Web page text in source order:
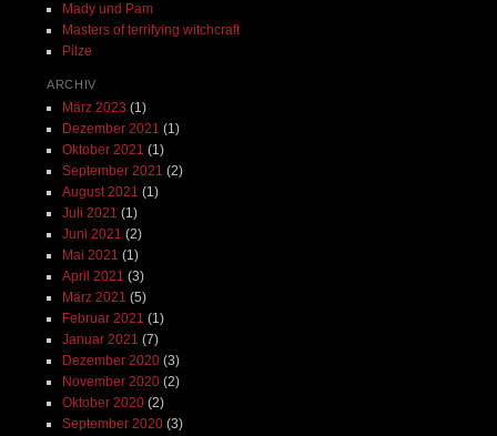
Mady und Pam
Masters of terrifying witchcraft
Pilze
ARCHIV
März 2023 (1)
Dezember 2021 (1)
Oktober 2021 (1)
September 2021 (2)
August 2021 (1)
Juli 2021 (1)
Juni 2021 (2)
Mai 2021 (1)
April 2021 (3)
März 2021 (5)
Februar 2021 (1)
Januar 2021 (7)
Dezember 2020(3)
November 2020(2)
Oktober 2020(2)
September 2020(3)